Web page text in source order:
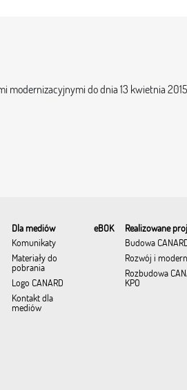
do dnia 13 kwietnia
Dla mediów
Komunikaty
Materiały do
pobrania
Logo CANARD
Kontakt dla
mediów
eBOK
Realizowane
Budowa
Rozwój i
Rozbudowa
KPO